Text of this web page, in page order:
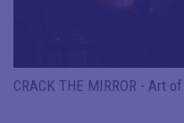
CRACK THE MIRROR - Art